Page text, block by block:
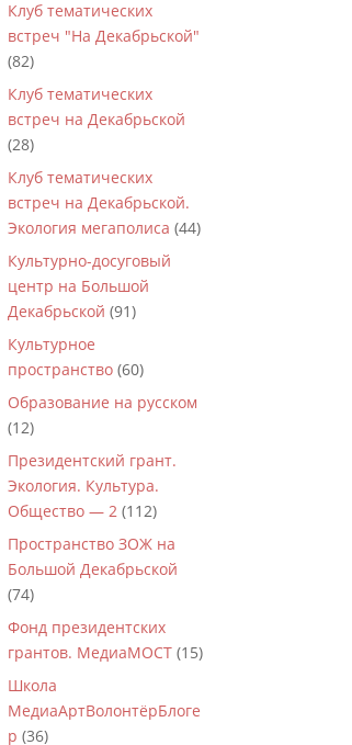
Клуб тематических
встреч "На Декабрьской"
(82)
Клуб тематических
встреч на Декабрьской
(28)
Клуб тематических
встреч на Декабрьской.
Экология мегаполиса (44)
Культурно-досуговый
центр на Большой
Декабрьской (91)
Культурное
пространство (60)
Образование на русском
(12)
Президентский грант.
Экология. Культура.
Общество — 2 (112)
Пространство ЗОЖ на
Большой Декабрьской
(74)
Фонд президентских
грантов. МедиаМОСТ (15)
Школа
МедиаАртВолонтёрБлоге
р (36)